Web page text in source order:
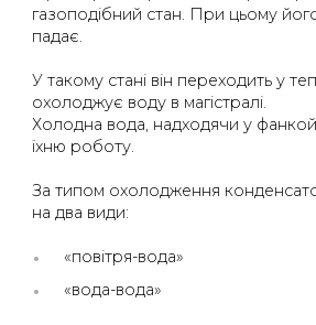
газоподібний стан. При цьому
падає.
У такому стані він переходить у
охолоджує воду в магістралі.
Холодна вода, надходячи у
їхню роботу.
За типом охолодження
на два види:
«повітря-вода»
«вода-вода»